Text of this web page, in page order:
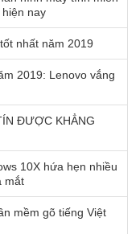
nay
nhất năm 2019
2019: Lenovo vắng
ĐƯỢC KHẲNG
10X hứa hẹn nhiều
mắt
mềm gõ tiếng Việt